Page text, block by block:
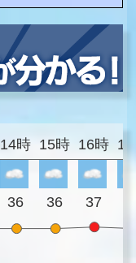
14時 15時 16時
36 36 37